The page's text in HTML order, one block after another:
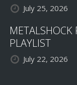
July 25, 2026
PLAYLIST
July 22, 2026